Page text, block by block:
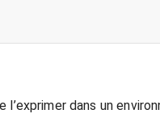
dans un